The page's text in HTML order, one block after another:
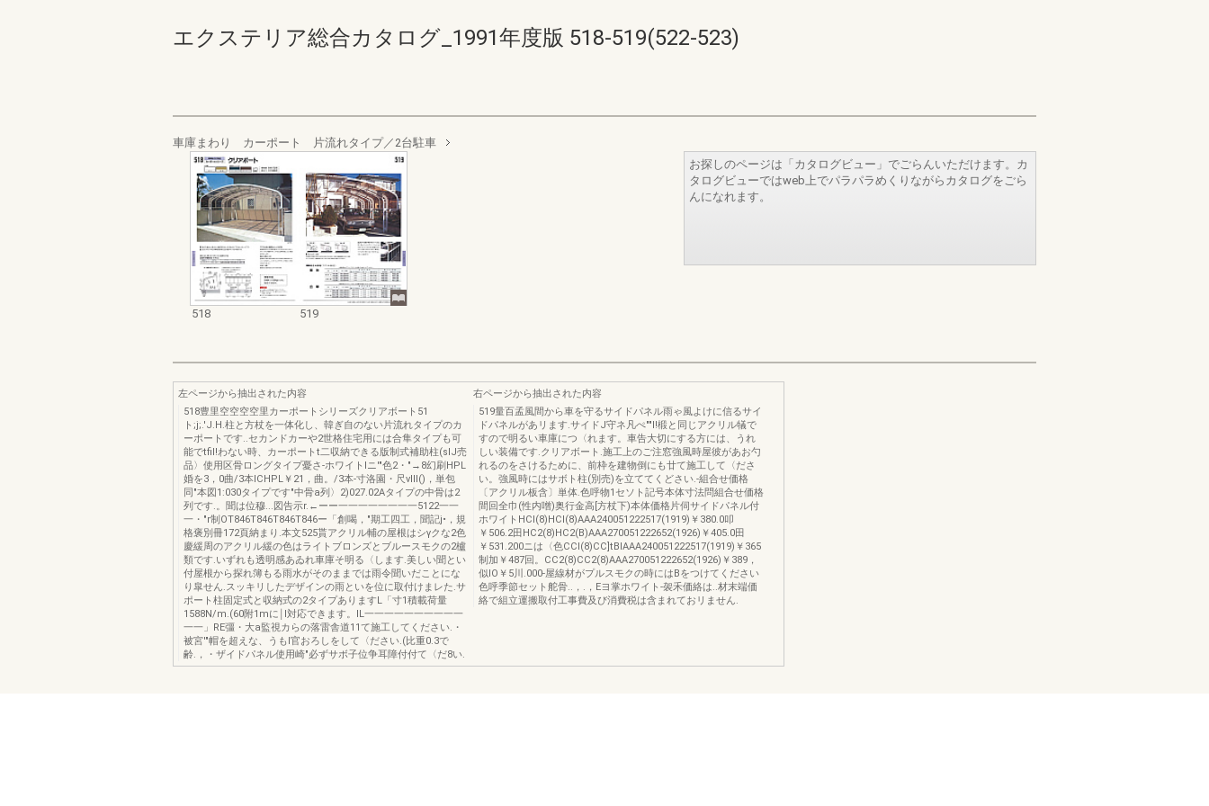
エクステリア総合カタログ_1991年度版 518-519(522-523)
車庫まわり カーポート 片流れタイプ／2台駐車
518 519
お探しのページは「カタログビュー」でごらんいただけます。カ
タログビューではweb上でパラパラめくりながらカタログをごら
んになれます。
左ページから抽出された内容
518豊里空空空空里カーポートシリーズクリアボート51
ト;j;.'J.H.柱と方杖を一体化し、韓ぎ自のない片流れタイプのカ
ーポートです..セカンドカーや2世格住宅用には合隼タイプも可
能でtfil!わない時、カーポートt二収納できる版制式補助柱(sIJ売
品〉使用区骨ロングタイプ憂さ-ホワイトlニ'"色2・"→8幻刷HPL
婚を3，0曲/3本ICHPL￥21，曲。/3本-寸洛園・尺νlIl()，単包
同"本図1:030タイプです"中骨a列〉2)027.02Aタイプの中骨は2
列です.。聞は位穆...図告示r.←ーー一一一一一一一一5122一一
一・"r制OT846T846T846T846ー「創喝，"期工四工，聞記j•，規
格褒別冊172頁納まり.本文525貰アクリル輔の屋根はシγクな2色
慶緩周のアクリル緩の色はライトブロンズとブルースモクの2櫨
類です.いずれも透明感あゐれ車庫そ明る〈します.美しい聞とい
付屋根から探れ簿もる雨水がそのままでは雨令聞いだことにな
り皐せん.スッキリしたデザインの雨といを位に取付けまレた.サ
ポート柱固定式と収納式の2タイプありますL「寸1積載荷量
1588N/m.(60附1mに￨l対応できます。IL一一一一一一一一一一
一一」RE彊・大a監視カらの落雷舎道11て施工してください.・
被宮'"帽を超えな、うもl官おろしをして〈ださい.(比重0.3で
齢.，・ザイドパネル使用崎"必ずサボ子位争耳障付付て〈だ8い.
右ページから抽出された内容
519量百孟風間から車を守るサイドパネル雨ゃ風よけに信るサイ
ドパネルがあリます.サイドJ守ネ凡ぺ""l!椴と同じアクリル犠で
すので明るい車庫につ〈れます。車告大切にする方には、うれ
しい装備です.クリアボート.施工上のご注窓強風時屋彼があお勺
れるのをさけるために、前枠を建物倒にも廿て施工して〈ださ
い。強風時にはサボト柱(別売)を立ててくどさい.-組合せ価格
〔アクリル板含〕単体.色呼物1セソト記号本体寸法問組合せ価格
間回全巾(性内噌)奥行金高[方杖下)本体価格片伺サイドパネル付
ホワイトHCI(8)HCI(8)AAA240051222517(1919)￥380.0叩
￥506.2田HC2(8)HC2(B)AAA270051222652(1926)￥405.0田
￥531.200ニは〈色CCI(8)CC]tBlAAA240051222517(1919)￥365
制加￥487回。CC2(8)CC2(8)AAA270051222652(1926)￥389，
似lO￥5川.000-屋線材がプルスモクの時にはBをつけてください
色呼季節セット舵骨..，.，Eヨ掌ホワイト-袈禾価絡は..材末端価
絡で組立運搬取付工事費及び消費税は含まれておリません.